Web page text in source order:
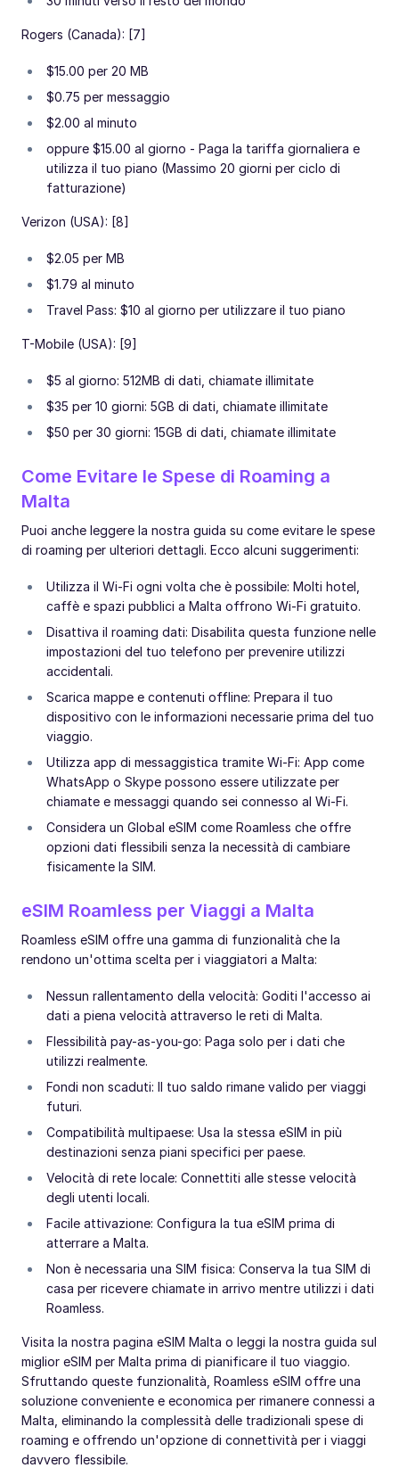
Rogers (Canada): [7]
$15.00 per 20 MB
$0.75 per messaggio
$2.00 al minuto
oppure $15.00 al giorno - Paga la tariffa giornaliera e
utilizza il tuo piano (Massimo 20 giorni per ciclo di
fatturazione)
Verizon (USA): [8]
$2.05 per MB
$1.79 al minuto
Travel Pass: $10 al giorno per utilizzare il tuo piano
T-Mobile (USA): [9]
$5 al giorno: 512MB di dati, chiamate illimitate
$35 per 10 giorni: 5GB di dati, chiamate illimitate
$50 per 30 giorni: 15GB di dati, chiamate illimitate
Come Evitare le Spese di Roaming a
Malta
Puoi anche leggere la nostra guida su come evitare le spese
di roaming per ulteriori dettagli. Ecco alcuni suggerimenti:
Utilizza il Wi-Fi ogni volta che è possibile: Molti hotel,
caffè e spazi pubblici a Malta offrono Wi-Fi gratuito.
Disattiva il roaming dati: Disabilita questa funzione nelle
impostazioni del tuo telefono per prevenire utilizzi
accidentali.
Scarica mappe e contenuti offline: Prepara il tuo
dispositivo con le informazioni necessarie prima del tuo
viaggio.
Utilizza app di messaggistica tramite Wi-Fi: App come
WhatsApp o Skype possono essere utilizzate per
chiamate e messaggi quando sei connesso al Wi-Fi.
Considera un Global eSIM come Roamless che offre
opzioni dati flessibili senza la necessità di cambiare
fisicamente la SIM.
eSIM Roamless per Viaggi a Malta
Roamless eSIM offre una gamma di funzionalità che la
rendono un'ottima scelta per i viaggiatori a Malta:
Nessun rallentamento della velocità: Goditi l'accesso ai
dati a piena velocità attraverso le reti di Malta.
Flessibilità pay-as-you-go: Paga solo per i dati che
utilizzi realmente.
Fondi non scaduti: Il tuo saldo rimane valido per viaggi
futuri.
Compatibilità multipaese: Usa la stessa eSIM in più
destinazioni senza piani specifici per paese.
Velocità di rete locale: Connettiti alle stesse velocità
degli utenti locali.
Facile attivazione: Configura la tua eSIM prima di
atterrare a Malta.
Non è necessaria una SIM fisica: Conserva la tua SIM di
casa per ricevere chiamate in arrivo mentre utilizzi i dati
Roamless.
Visita la nostra pagina eSIM Malta o leggi la nostra guida sul
miglior eSIM per Malta prima di pianificare il tuo viaggio.
Sfruttando queste funzionalità, Roamless eSIM offre una
soluzione conveniente e economica per rimanere connessi a
Malta, eliminando la complessità delle tradizionali spese di
roaming e offrendo un'opzione di connettività per i viaggi
davvero flessibile.